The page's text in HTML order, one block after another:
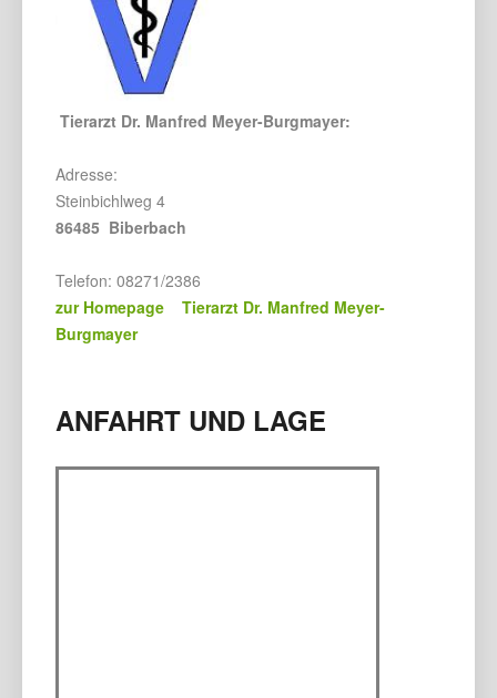
Tierarzt Dr. Manfred Meyer-Burgmayer:
Adresse:
Steinbichlweg 4
86485 Biberbach
Telefon: 08271/2386
zur Homepage Tierarzt Dr. Manfred Meyer-
Burgmayer
ANFAHRT UND LAGE